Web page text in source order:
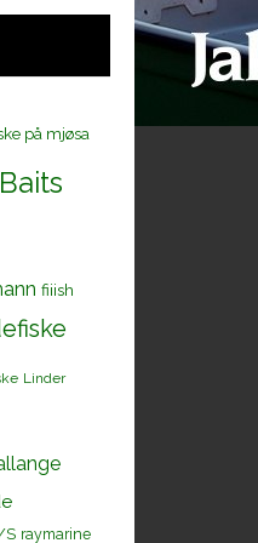
på mjøsa
Baits
fiiish
Linder
S raymarine